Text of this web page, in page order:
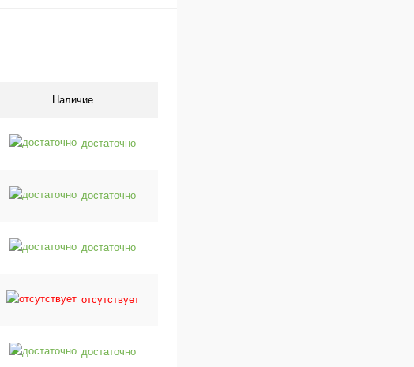
Наличие
достаточно
достаточно
достаточно
отсутствует
достаточно